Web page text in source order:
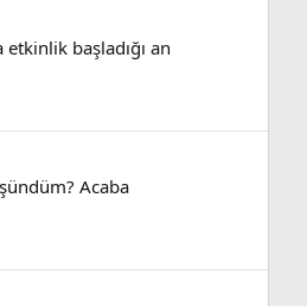
başladığı an
Acaba